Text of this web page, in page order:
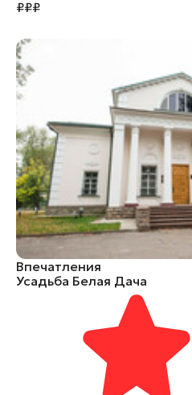
₽₽₽
Впечатления
Усадьба Белая Дача